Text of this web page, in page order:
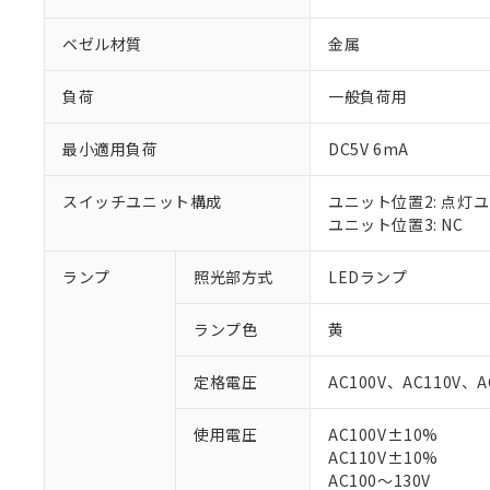
ベゼル材質 金属
負荷 一般負荷用
最小適用負荷 DC5V 6mA
スイッチユニット構成
ユニット位置2: 点灯
ユニット位置3: NC
ランプ 照光部方式 LEDランプ
ランプ色 黄
定格電圧 AC100V、AC110V、
使用電圧
AC100V±10%
AC110V±10%
AC100～130V
ご利用条件
※1 対応状況
対応済み：EU
対応予定：EU
対応予定なし：
調査・確認中：
非該当品：ライセ
仕入先様の事情に
※1 中国